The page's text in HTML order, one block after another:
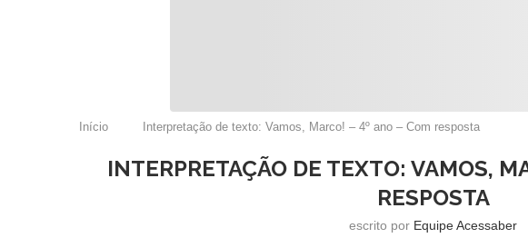
Início Interpretação de texto: Vamos, Marco! – 4º ano – Com resposta
INTERPRETAÇÃO DE TEXTO: VAMOS,
RESPOSTA
escrito por Equipe Acessaber